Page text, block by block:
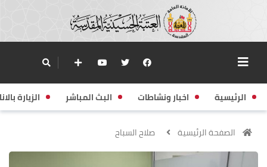
الرئيسية اخبار ونشاطات البث المباشر الزيارة
الصفحة الرئيسية صلاح السباح